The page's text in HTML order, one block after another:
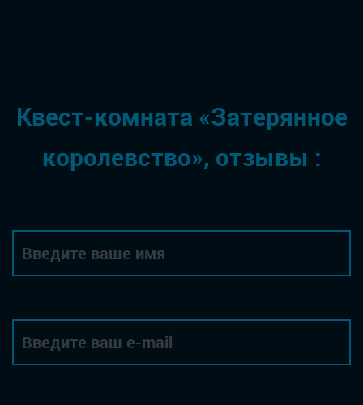
Квест-комната «Затерянное
королевство», отзывы :